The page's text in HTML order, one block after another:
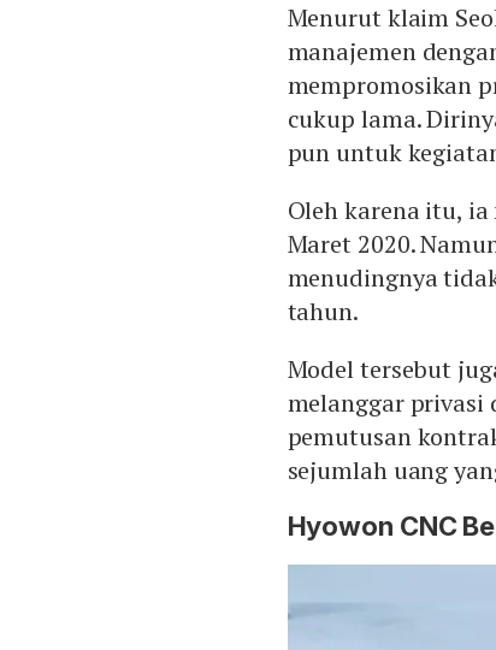
Menurut klaim
manajemen
mempromosikan
cukup lama.
pun untuk
Oleh karena itu,
Maret 2020.
menudingnya
tahun.
Model tersebut
melanggar privasi
pemutusan
sejumlah uang
Hyowon CNC